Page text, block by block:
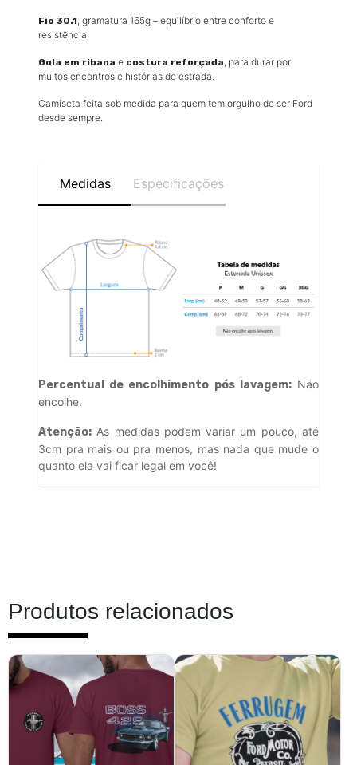
Fio 30.1, gramatura 165g – equilíbrio entre conforto e
resistência.
Gola em ribana e costura reforçada, para durar por
muitos encontros e histórias de estrada.
Camiseta feita sob medida para quem tem orgulho de ser Ford
desde sempre.
Medidas Especificações
Percentual de encolhimento pós lavagem:Não
encolhe.
Atenção: As medidas podem variar um pouco, até
3cm pra mais ou pra menos, mas nada que mude o
quanto ela vai ficar legal em você!
Produtos relacionados